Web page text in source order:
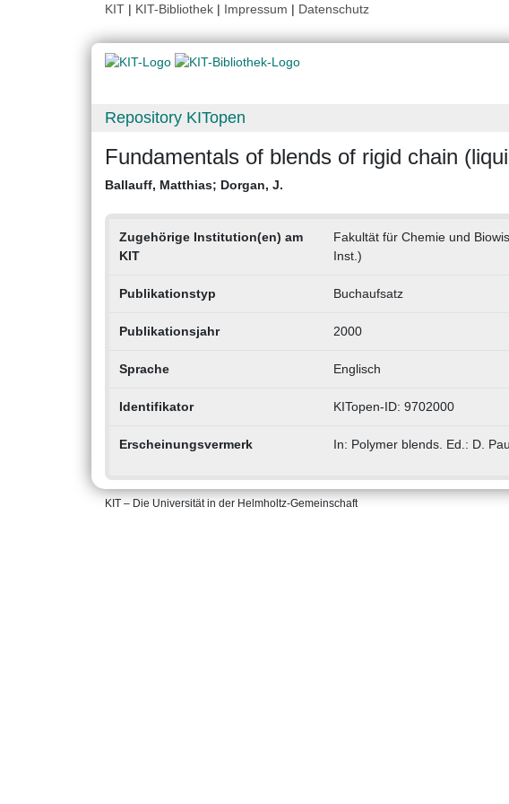
KIT | KIT-Bibliothek | Impressum | Datenschutz
Repository KITopen
Fundamentals of blends of rigid chain
Ballauff, Matthias; Dorgan, J.
Zugehörige Institution(en) am
KIT
Fakultät für Chemie und
Inst.)
Publikationstyp Buchaufsatz
Publikationsjahr 2000
Sprache Englisch
Identifikator KITopen-ID: 9702000
Erscheinungsvermerk In: Polymer blends. Ed.: D.
KIT – Die Universität in der Helmholtz-Gemeinschaft